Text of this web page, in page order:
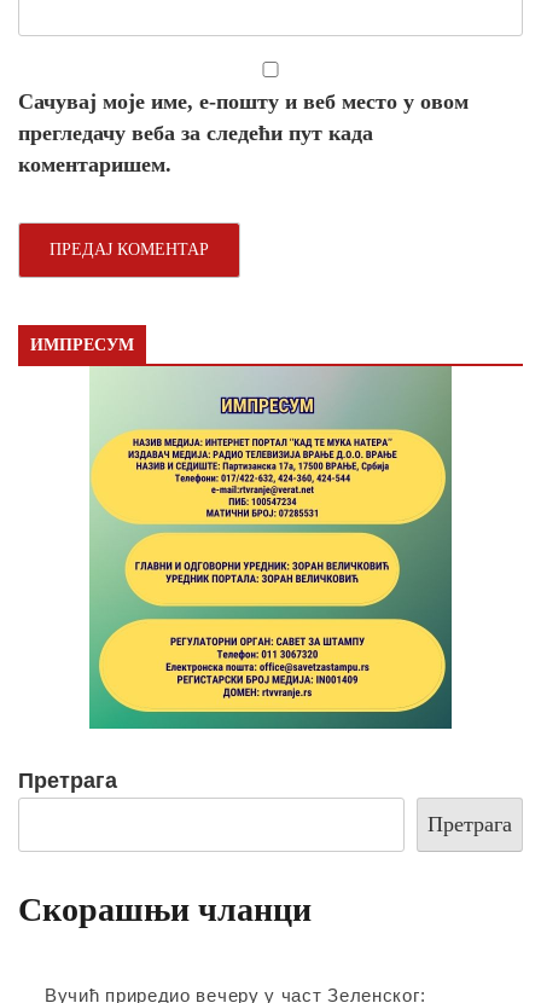
Сачувај моје име, е-пошту и веб место у овом
прегледачу веба за следећи пут када
коментаришем.
ИМПРЕСУМ
Претрага
Претрага
Скорашњи чланци
Вучић приредио вечеру у част Зеленског: